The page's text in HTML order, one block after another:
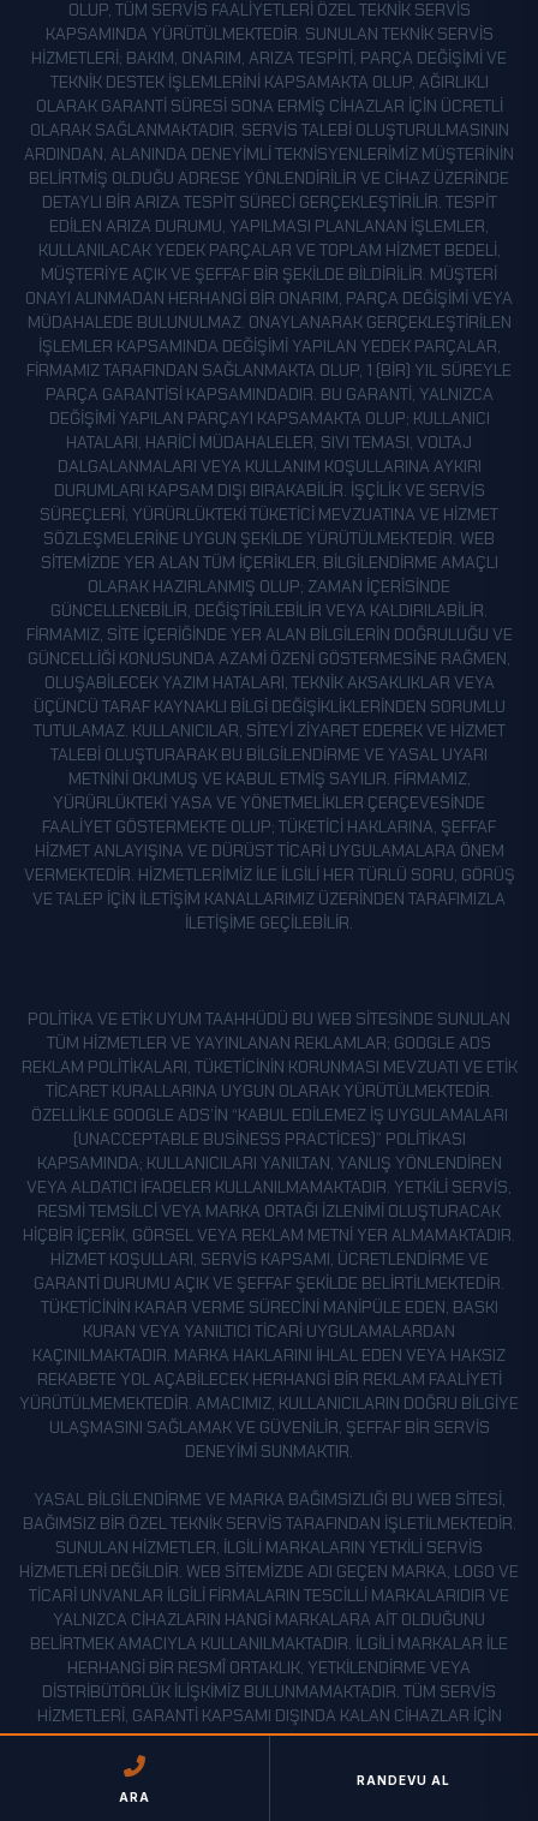
OLUP, TÜM SERVIS FAALIYETLERI ÖZEL TEKNIK SERVIS
KAPSAMINDA YÜRÜTÜLMEKTEDIR. SUNULAN TEKNIK SERVIS
HIZMETLERI; BAKIM, ONARIM, ARIZA TESPITI, PARÇA DEĞIŞIMI VE
TEKNIK DESTEK IŞLEMLERINI KAPSAMAKTA OLUP, AĞIRLIKLI
OLARAK GARANTI SÜRESI SONA ERMIŞ CIHAZLAR IÇIN ÜCRETLI
OLARAK SAĞLANMAKTADIR. SERVIS TALEBI OLUŞTURULMASININ
ARDINDAN, ALANINDA DENEYIMLI TEKNISYENLERIMIZ MÜŞTERININ
BELIRTMIŞ OLDUĞU ADRESE YÖNLENDIRILIR VE CIHAZ ÜZERINDE
DETAYLI BIR ARIZA TESPIT SÜRECI GERÇEKLEŞTIRILIR. TESPIT
EDILEN ARIZA DURUMU, YAPILMASI PLANLANAN IŞLEMLER,
KULLANILACAK YEDEK PARÇALAR VE TOPLAM HIZMET BEDELI,
MÜŞTERIYE AÇIK VE ŞEFFAF BIR ŞEKILDE BILDIRILIR. MÜŞTERI
ONAYI ALINMADAN HERHANGI BIR ONARIM, PARÇA DEĞIŞIMI VEYA
MÜDAHALEDE BULUNULMAZ. ONAYLANARAK GERÇEKLEŞTIRILEN
IŞLEMLER KAPSAMINDA DEĞIŞIMI YAPILAN YEDEK PARÇALAR,
FIRMAMIZ TARAFINDAN SAĞLANMAKTA OLUP, 1 (BIR) YIL SÜREYLE
PARÇA GARANTISI KAPSAMINDADIR. BU GARANTI, YALNIZCA
DEĞIŞIMI YAPILAN PARÇAYI KAPSAMAKTA OLUP; KULLANICI
HATALARI, HARICI MÜDAHALELER, SIVI TEMASI, VOLTAJ
DALGALANMALARI VEYA KULLANIM KOŞULLARINA AYKIRI
DURUMLARI KAPSAM DIŞI BIRAKABILIR. İŞÇILIK VE SERVIS
SÜREÇLERI, YÜRÜRLÜKTEKI TÜKETICI MEVZUATINA VE HIZMET
SÖZLEŞMELERINE UYGUN ŞEKILDE YÜRÜTÜLMEKTEDIR. WEB
SITEMIZDE YER ALAN TÜM IÇERIKLER, BILGILENDIRME AMAÇLI
OLARAK HAZIRLANMIŞ OLUP; ZAMAN IÇERISINDE
GÜNCELLENEBILIR, DEĞIŞTIRILEBILIR VEYA KALDIRILABILIR.
FIRMAMIZ, SITE IÇERIĞINDE YER ALAN BILGILERIN DOĞRULUĞU VE
GÜNCELLIĞI KONUSUNDA AZAMI ÖZENI GÖSTERMESINE RAĞMEN,
OLUŞABILECEK YAZIM HATALARI, TEKNIK AKSAKLIKLAR VEYA
ÜÇÜNCÜ TARAF KAYNAKLI BILGI DEĞIŞIKLIKLERINDEN SORUMLU
TUTULAMAZ. KULLANICILAR, SITEYI ZIYARET EDEREK VE HIZMET
TALEBI OLUŞTURARAK BU BILGILENDIRME VE YASAL UYARI
METNINI OKUMUŞ VE KABUL ETMIŞ SAYILIR. FIRMAMIZ,
YÜRÜRLÜKTEKI YASA VE YÖNETMELIKLER ÇERÇEVESINDE
FAALIYET GÖSTERMEKTE OLUP; TÜKETICI HAKLARINA, ŞEFFAF
HIZMET ANLAYIŞINA VE DÜRÜST TICARI UYGULAMALARA ÖNEM
VERMEKTEDIR. HIZMETLERIMIZ ILE ILGILI HER TÜRLÜ SORU, GÖRÜŞ
VE TALEP IÇIN ILETIŞIM KANALLARIMIZ ÜZERINDEN TARAFIMIZLA
ILETIŞIME GEÇILEBILIR.
POLITIKA VE ETIK UYUM TAAHHÜDÜ BU WEB SITESINDE SUNULAN
TÜM HIZMETLER VE YAYINLANAN REKLAMLAR; GOOGLE ADS
REKLAM POLITIKALARI, TÜKETICININ KORUNMASI MEVZUATI VE ETIK
TICARET KURALLARINA UYGUN OLARAK YÜRÜTÜLMEKTEDIR.
ÖZELLIKLE GOOGLE ADS’IN “KABUL EDILEMEZ İŞ UYGULAMALARI
(UNACCEPTABLE BUSINESS PRACTICES)” POLITIKASI
KAPSAMINDA; KULLANICILARI YANILTAN, YANLIŞ YÖNLENDIREN
VEYA ALDATICI IFADELER KULLANILMAMAKTADIR. YETKILI SERVIS,
RESMI TEMSILCI VEYA MARKA ORTAĞI IZLENIMI OLUŞTURACAK
HIÇBIR IÇERIK, GÖRSEL VEYA REKLAM METNI YER ALMAMAKTADIR.
HIZMET KOŞULLARI, SERVIS KAPSAMI, ÜCRETLENDIRME VE
GARANTI DURUMU AÇIK VE ŞEFFAF ŞEKILDE BELIRTILMEKTEDIR.
TÜKETICININ KARAR VERME SÜRECINI MANIPÜLE EDEN, BASKI
KURAN VEYA YANILTICI TICARI UYGULAMALARDAN
KAÇINILMAKTADIR. MARKA HAKLARINI IHLAL EDEN VEYA HAKSIZ
REKABETE YOL AÇABILECEK HERHANGI BIR REKLAM FAALIYETI
YÜRÜTÜLMEMEKTEDIR. AMACIMIZ, KULLANICILARIN DOĞRU BILGIYE
ULAŞMASINI SAĞLAMAK VE GÜVENILIR, ŞEFFAF BIR SERVIS
DENEYIMI SUNMAKTIR.
YASAL BILGILENDIRME VE MARKA BAĞIMSIZLIĞI BU WEB SITESI,
BAĞIMSIZ BIR ÖZEL TEKNIK SERVIS TARAFINDAN IŞLETILMEKTEDIR.
SUNULAN HIZMETLER, ILGILI MARKALARIN YETKILI SERVIS
HIZMETLERI DEĞILDIR. WEB SITEMIZDE ADI GEÇEN MARKA, LOGO VE
TICARI UNVANLAR ILGILI FIRMALARIN TESCILLI MARKALARIDIR VE
YALNIZCA CIHAZLARIN HANGI MARKALARA AIT OLDUĞUNU
BELIRTMEK AMACIYLA KULLANILMAKTADIR. İLGILI MARKALAR ILE
HERHANGI BIR RESMÎ ORTAKLIK, YETKILENDIRME VEYA
DISTRIBÜTÖRLÜK ILIŞKIMIZ BULUNMAMAKTADIR. TÜM SERVIS
HIZMETLERI, GARANTI KAPSAMI DIŞINDA KALAN CIHAZLAR IÇIN
SUNULMAKTA OLUP, KULLANICILAR BU KONUDA AÇIK VE ŞEFFAF
ŞEKILDE BILGILENDIRILMEKTEDIR. GOOGLE ADS REKLAM
POLITIKALARI, TÜKETICI MEVZUATI VE HAKSIZ REKABET
ARA
RANDEVU AL